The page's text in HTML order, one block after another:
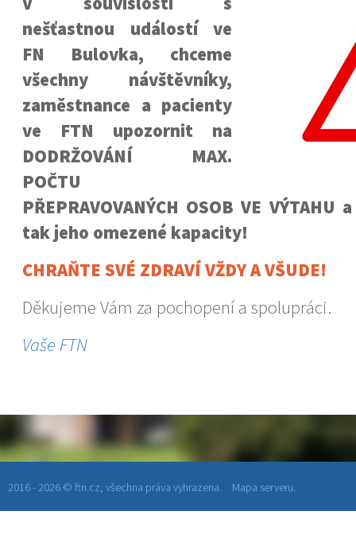
nešťastnou událostí ve
FN Bulovka, chceme
všechny návštěvníky,
zaměstnance a pacienty
ve FTN upozornit na
DODRŽOVÁNÍ MAX.
POČTU
PŘEPRAVOVANÝCH OSOB VE
tak jeho omezené kapacity!
CHRAŇTE SVÉ ZDRAVÍ VŽDY A VŠUDE!
Děkujeme Vám za pochopení a spolupráci.
Vaše FTN
2016 - 2026 © ftn.cz, všechna práva vyhrazena. Mapa serveru.